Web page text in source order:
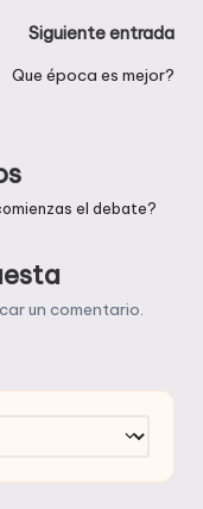
Siguiente entrada
Que época es mejor?
el debate?
un comentario.